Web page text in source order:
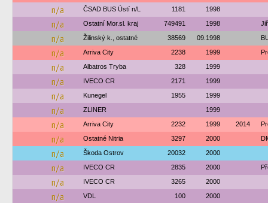
n/a ČSAD BUS Ústí n/L 1181 1998
n/a Ostatní Mor.sl. kraj 749491 1998
n/a Žilinský k., ostatné 38569 09.1998
n/a Arriva City 2238 1999
n/a Albatros Tryba 328 1999
n/a IVECO CR 2171 1999
n/a Kunegel 1955 1999
n/a ZLINER 1999
n/a Arriva City 2232 1999 2014
n/a Ostatné Nitria 3297 2000
n/a Škoda Ostrov 20032 2000
n/a IVECO CR 2835 2000
n/a IVECO CR 3265 2000
n/a VDL 100 2000